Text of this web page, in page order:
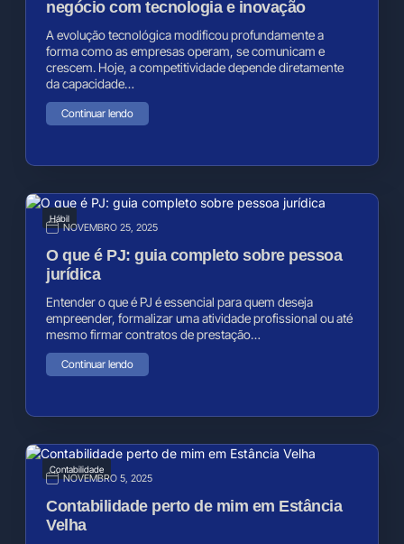
negócio com tecnologia e inovação
A evolução tecnológica modificou profundamente a
forma como as empresas operam, se comunicam e
crescem. Hoje, a competitividade depende diretamente
da capacidade…
Continuar lendo
Hábil
NOVEMBRO 25, 2025
O que é PJ: guia completo sobre pessoa
jurídica
Entender o que é PJ é essencial para quem deseja
empreender, formalizar uma atividade profissional ou até
mesmo firmar contratos de prestação…
Continuar lendo
Contabilidade
NOVEMBRO 5, 2025
Contabilidade perto de mim em Estância
Velha